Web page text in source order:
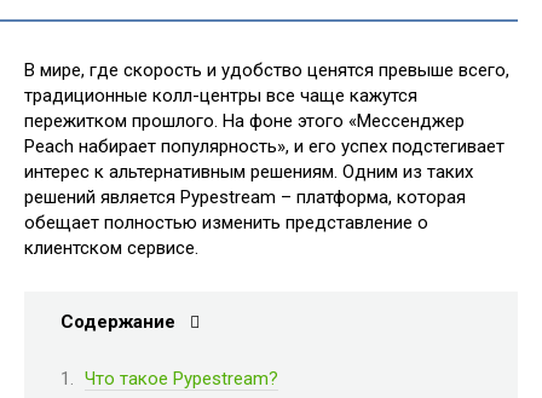
В мире, где скорость и удобство ценятся превыше всего,
традиционные колл-центры все чаще кажутся
пережитком прошлого. На фоне этого «Мессенджер
Peach набирает популярность», и его успех подстегивает
интерес к альтернативным решениям. Одним из таких
решений является Pypestream – платформа, которая
обещает полностью изменить представление о
клиентском сервисе.
Содержание
Что такое Pypestream?